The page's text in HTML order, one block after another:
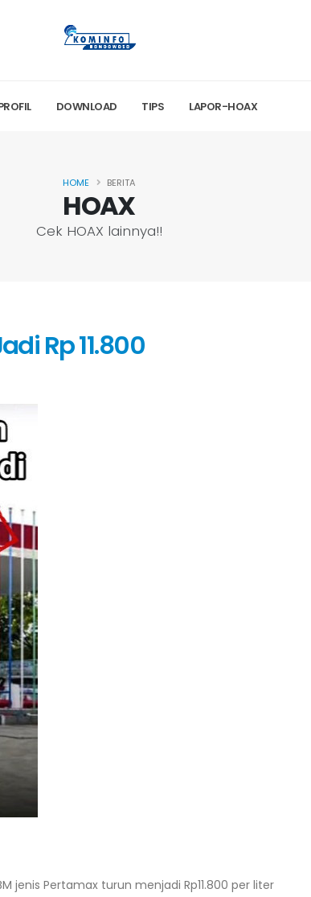
DOWNLOAD TIPS LAPOR-HOAX
HOAX
Cek HOAX lainnya!!
HOME BERITA
Rp 11.800
jenis Pertamax turun menjadi Rp11.800 per liter